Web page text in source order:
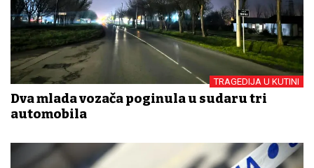
TRAGEDIJA U KUTINI
Dva mlada vozača poginula u sudaru tri
automobila